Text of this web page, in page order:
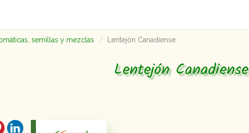
semillas y mezclas Lentejón Canadiense
Lentejón Canadiense